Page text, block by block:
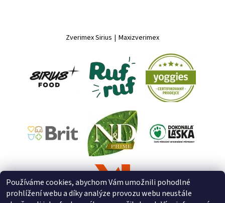
Zverimex Sirius | Maxizverimex
Používáme cookies, abychom Vám umožnili pohodlné
prohlížení webu a díky analýze provozu webu neustále